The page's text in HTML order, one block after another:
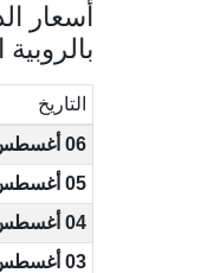
أسعار
التاريخ
06 أغسطس 26
05 أغسطس 26
04 أغسطس 26
03 أغسطس 26